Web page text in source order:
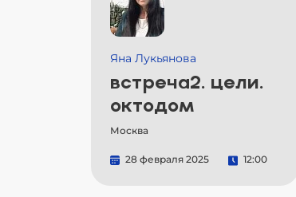
Яна Лукьянова
встреча2. цели.
октодом
Москва
28 февраля 2025 12:00